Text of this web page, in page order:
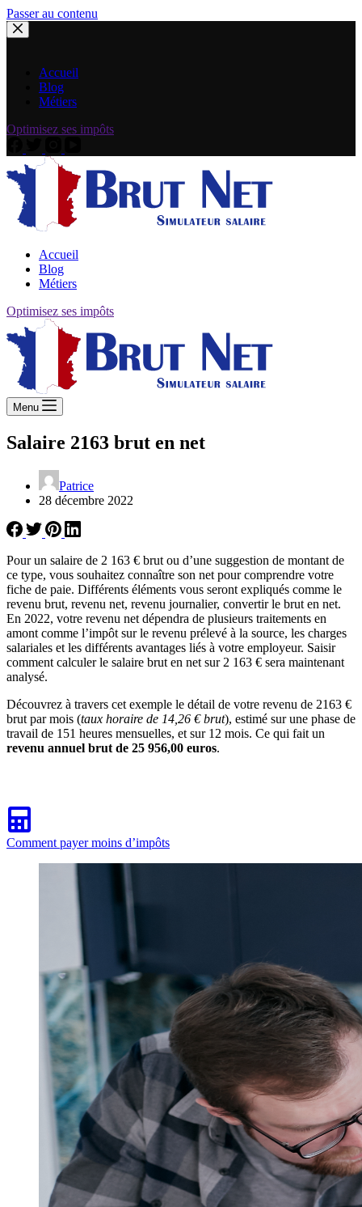
Passer au contenu
Accueil
Blog
Métiers
Optimisez ses impôts
Accueil
Blog
Métiers
Optimisez ses impôts
Menu
Salaire 2163 brut en net
Patrice
28 décembre 2022
Pour un salaire de 2 163 € brut ou d’une suggestion de montant de
ce type, vous souhaitez connaître son net pour comprendre votre
fiche de paie. Différents éléments vous seront expliqués comme le
revenu brut, revenu net, revenu journalier, convertir le brut en net.
En 2022, votre revenu net dépendra de plusieurs traitements en
amont comme l’impôt sur le revenu prélevé à la source, les charges
salariales et les différents avantages liés à votre employeur. Saisir
comment calculer le salaire brut en net sur 2 163 € sera maintenant
analysé.
Découvrez à travers cet exemple le détail de votre revenu de 2163 €
brut par mois (taux horaire de 14,26 € brut), estimé sur une phase de
travail de 151 heures mensuelles, et sur 12 mois. Ce qui fait un
revenu annuel brut de 25 956,00 euros.
Comment payer moins d’impôts